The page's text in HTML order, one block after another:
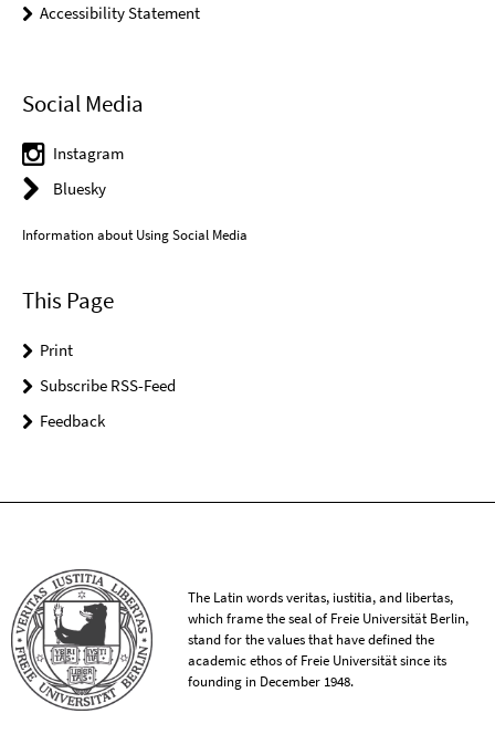
Accessibility Statement
Social Media
Instagram
Bluesky
Information about Using Social Media
This Page
Print
Subscribe RSS-Feed
Feedback
The Latin words veritas, iustitia, and libertas,
which frame the seal of Freie Universität Berlin,
stand for the values that have defined the
academic ethos of Freie Universität since its
founding in December 1948.